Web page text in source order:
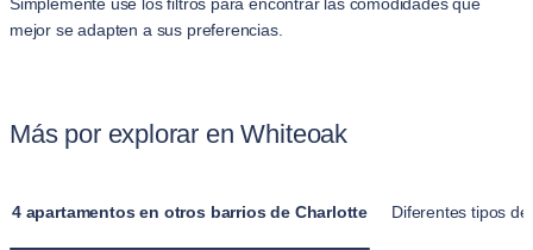
mejor se adapten a sus preferencias.
Más por explorar en Whiteoak
4 apartamentos en otros barrios de Charlotte Diferentes tipos